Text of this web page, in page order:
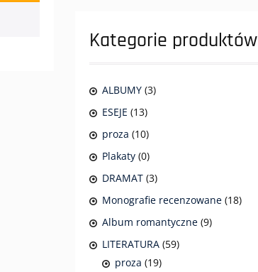
Kategorie produktów
ALBUMY (3)
ESEJE (13)
proza (10)
Plakaty (0)
DRAMAT (3)
Monografie recenzowane (18)
Album romantyczne (9)
LITERATURA (59)
proza (19)